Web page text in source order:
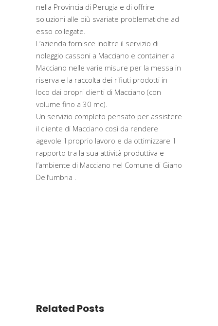
nella Provincia di Perugia e di offrire
soluzioni alle più svariate problematiche ad
esso collegate.
L’azienda fornisce inoltre il servizio di
noleggio cassoni a Macciano e container a
Macciano nelle varie misure per la messa in
riserva e la raccolta dei rifiuti prodotti in
loco dai propri clienti di Macciano (con
volume fino a 30 mc).
Un servizio completo pensato per assistere
il cliente di Macciano così da rendere
agevole il proprio lavoro e da ottimizzare il
rapporto tra la sua attività produttiva e
l’ambiente di Macciano nel Comune di Giano
Dell’umbria .
Related Posts